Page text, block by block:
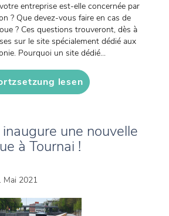
entreprise est-elle concernée par
? Que devez-vous faire en cas de
? Ces questions trouveront, dès à
sur le site spécialement dédié aux
Pourquoi un site dédié...
lesen
une nouvelle
à Tournai !
Mai 2021